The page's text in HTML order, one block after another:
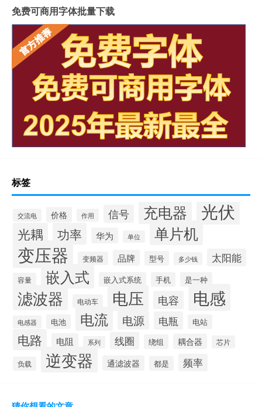
免费可商用字体批量下载
标签
交流电 价格 作用 信号 充电器 光伏
光耦 功率 华为 单位 单片机
变压器 变频器 品牌 型号 多少钱 太阳能
容量 嵌入式 嵌入式系统 手机 是一种
滤波器 电动车 电压 电容 电感
电感器 电池 电流 电源 电瓶 电站
电路 电阻 系列 线圈 绕组 耦合器 芯片
负载 逆变器 通滤波器 都是 频率